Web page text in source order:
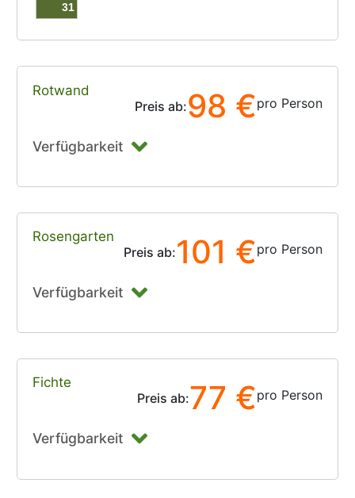
31
Rotwand
Preis ab:98 €pro Person
Verfügbarkeit
Rosengarten
Preis ab:101 €pro Person
Verfügbarkeit
Fichte
Preis ab:77 €pro Person
Verfügbarkeit